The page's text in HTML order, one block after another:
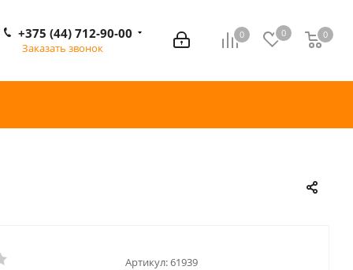
0 0 0
0
+375 (44) 712-90-00
Заказать звонок
Артикул:61939